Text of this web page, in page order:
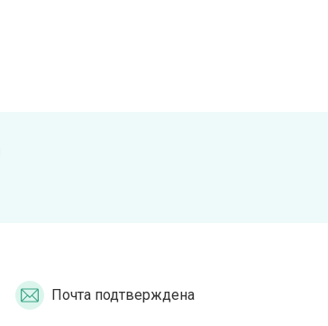
Почта подтверждена